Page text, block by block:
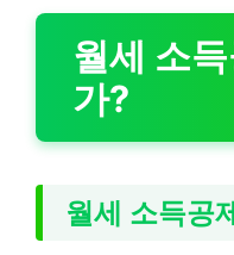
월세 소
가?
월세 소득공